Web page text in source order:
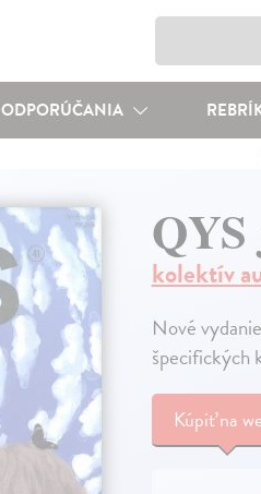
ODPORÚČANIA
kolektív
Nové
špecifických
Kúpiťna